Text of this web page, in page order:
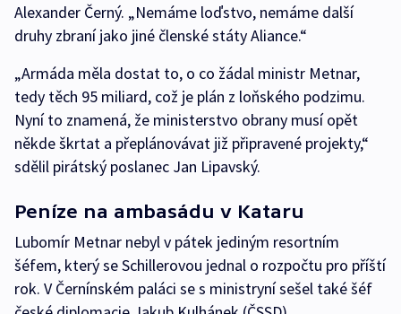
Alexander Černý. „Nemáme loďstvo, nemáme další
druhy zbraní jako jiné členské státy Aliance.“
„Armáda měla dostat to, o co žádal ministr Metnar,
tedy těch 95 miliard, což je plán z loňského podzimu.
Nyní to znamená, že ministerstvo obrany musí opět
někde škrtat a přeplánovávat již připravené projekty,“
sdělil pirátský poslanec Jan Lipavský.
Peníze na ambasádu v Kataru
Lubomír Metnar nebyl v pátek jediným resortním
šéfem, který se Schillerovou jednal o rozpočtu pro příští
rok. V Černínském paláci se s ministryní sešel také šéf